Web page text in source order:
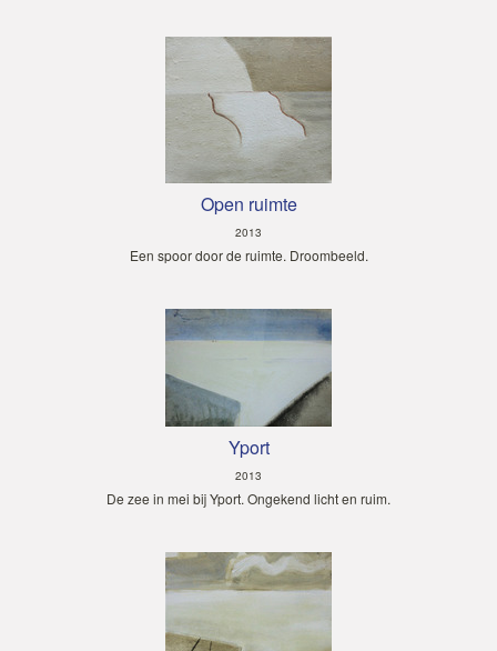
Open ruimte
2013
Een spoor door de ruimte. Droombeeld.
Yport
2013
De zee in mei bij Yport. Ongekend licht en ruim.